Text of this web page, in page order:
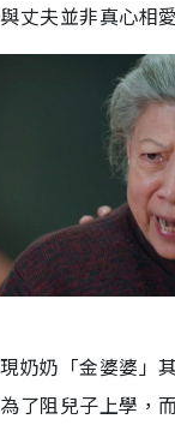
丈夫並非真心相
奶奶「金婆婆」
了阻兒子上學，